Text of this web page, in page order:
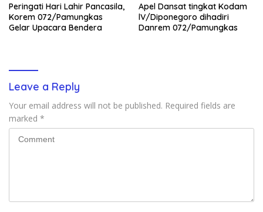
Peringati Hari Lahir Pancasila,
Korem 072/Pamungkas
Gelar Upacara Bendera
Apel Dansat tingkat Kodam
lV/Diponegoro dihadiri
Danrem 072/Pamungkas
Leave a Reply
Your email address will not be published. Required fields are
marked *